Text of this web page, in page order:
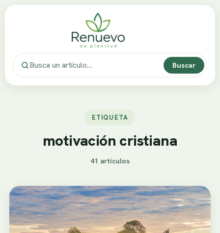
Buscar
ETIQUETA
motivación cristiana
41 artículos